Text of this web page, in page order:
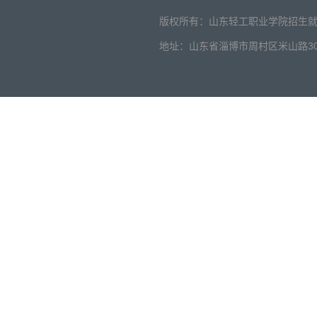
版权所有：山东轻工职业学院招生
地址：山东省淄博市周村区米山路